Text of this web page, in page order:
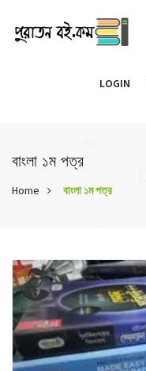
LOGIN
বাংলা ১ম পত্র
Home বাংলা ১ম পত্র